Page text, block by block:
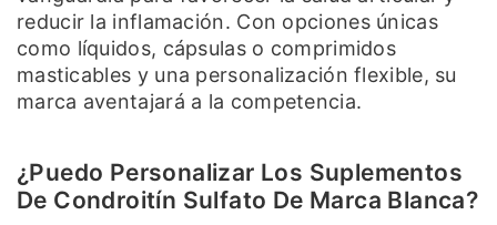
reducir la inflamación. Con opciones únicas
como líquidos, cápsulas o comprimidos
masticables y una personalización flexible, su
marca aventajará a la competencia.
¿Puedo Personalizar Los Suplementos
De Condroitín Sulfato De Marca Blanca?